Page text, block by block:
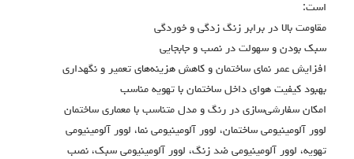
است:
مقاومت بالا در برابر زنگ زدگی و خوردگی
سبک بودن و سهولت در نصب و جابجایی
افزایش عمر نمای ساختمان و کاهش هزینه‌های تعمیر و نگهداری
بهبود کیفیت هوای داخل ساختمان با تهویه مناسب
امکان سفارشی‌سازی در رنگ و مدل متناسب با معماری ساختمان
لوور آلومینیومی ساختمان، لوور آلومینیومی نما، لوور آلومینیومی
تهویه، لوور آلومینیومی ضد زنگ، لوور آلومینیومی سبک، نصب